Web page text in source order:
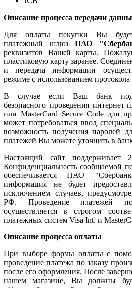
Описание процесса передачи
Для оплаты покупки Вы
платежный шлюзПАО
реквизитов Вашей карты.
пластиковую карту заранее.
и передача информации
режиме с использованием
В случае если Ваш банк
безопасного проведения
или MasterCard Secure Code для
может потребоваться ввод
возможность получения паролей
платежей Вы можете уточнить в
Настоящий сайт поддерживает
Конфиденциальность сообщаемой
обеспечивается ПАО
информация не будет
исключением случаев,
РФ. Проведение платежей
осуществляется в строгом
платежных систем Visa Int. и
Описание процессa оплаты
При выборе формы оплаты с
проведение платежа по заказу
после его оформления. После
нашем магазине, Вы должны